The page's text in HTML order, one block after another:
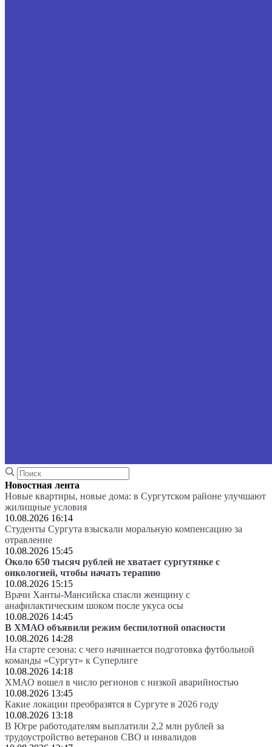
Новостная лента
Новые квартиры, новые дома: в Сургутском районе улучшают
жилищные условия
10.08.2026 16:14
Студенты Сургута взыскали моральную компенсацию за
отравление
10.08.2026 15:45
Около 650 тысяч рублей не хватает сургутянке с
онкологией, чтобы начать терапию
10.08.2026 15:15
Врачи Ханты-Мансийска спасли женщину с
анафилактическим шоком после укуса осы
10.08.2026 14:45
В ХМАО объявили режим беспилотной опасности
10.08.2026 14:28
На старте сезона: с чего начинается подготовка футбольной
команды «Сургут» к Суперлиге
10.08.2026 14:18
ХМАО вошел в число регионов с низкой аварийностью
10.08.2026 13:45
Какие локации преобразятся в Сургуте в 2026 году
10.08.2026 13:18
В Югре работодателям выплатили 2,2 млн рублей за
трудоустройство ветеранов СВО и инвалидов